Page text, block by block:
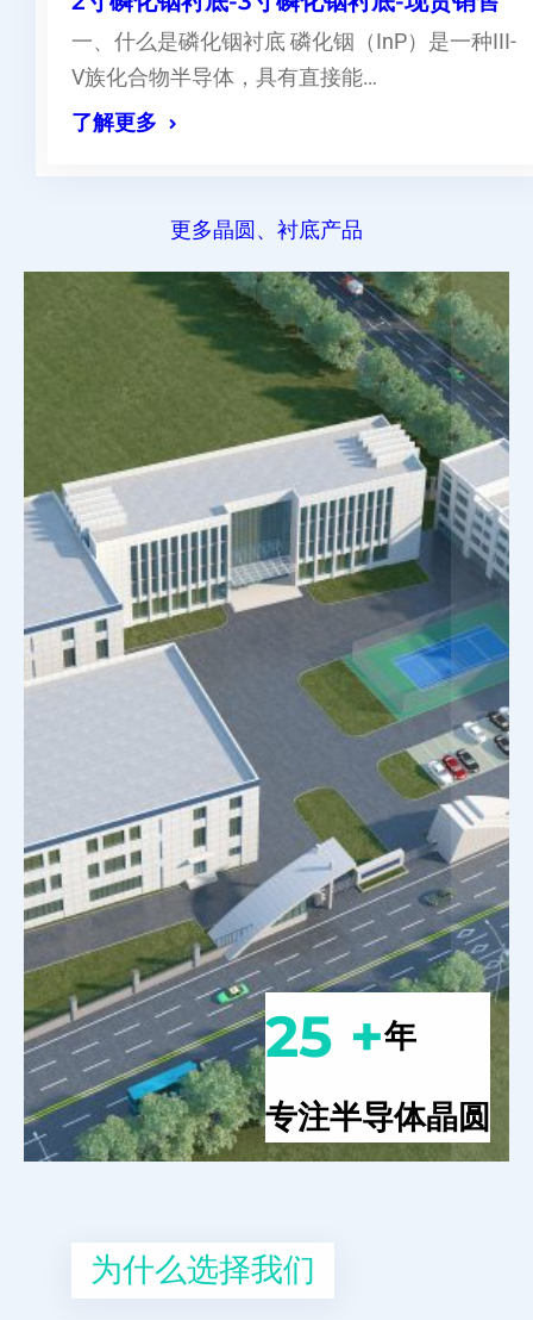
一、什么是磷化铟衬底 磷化铟（InP）是一种III-
V族化合物半导体，具有直接能…
了解更多
更多晶圆、衬底产品
25 +年
专注半导体晶圆
为什么选择我们